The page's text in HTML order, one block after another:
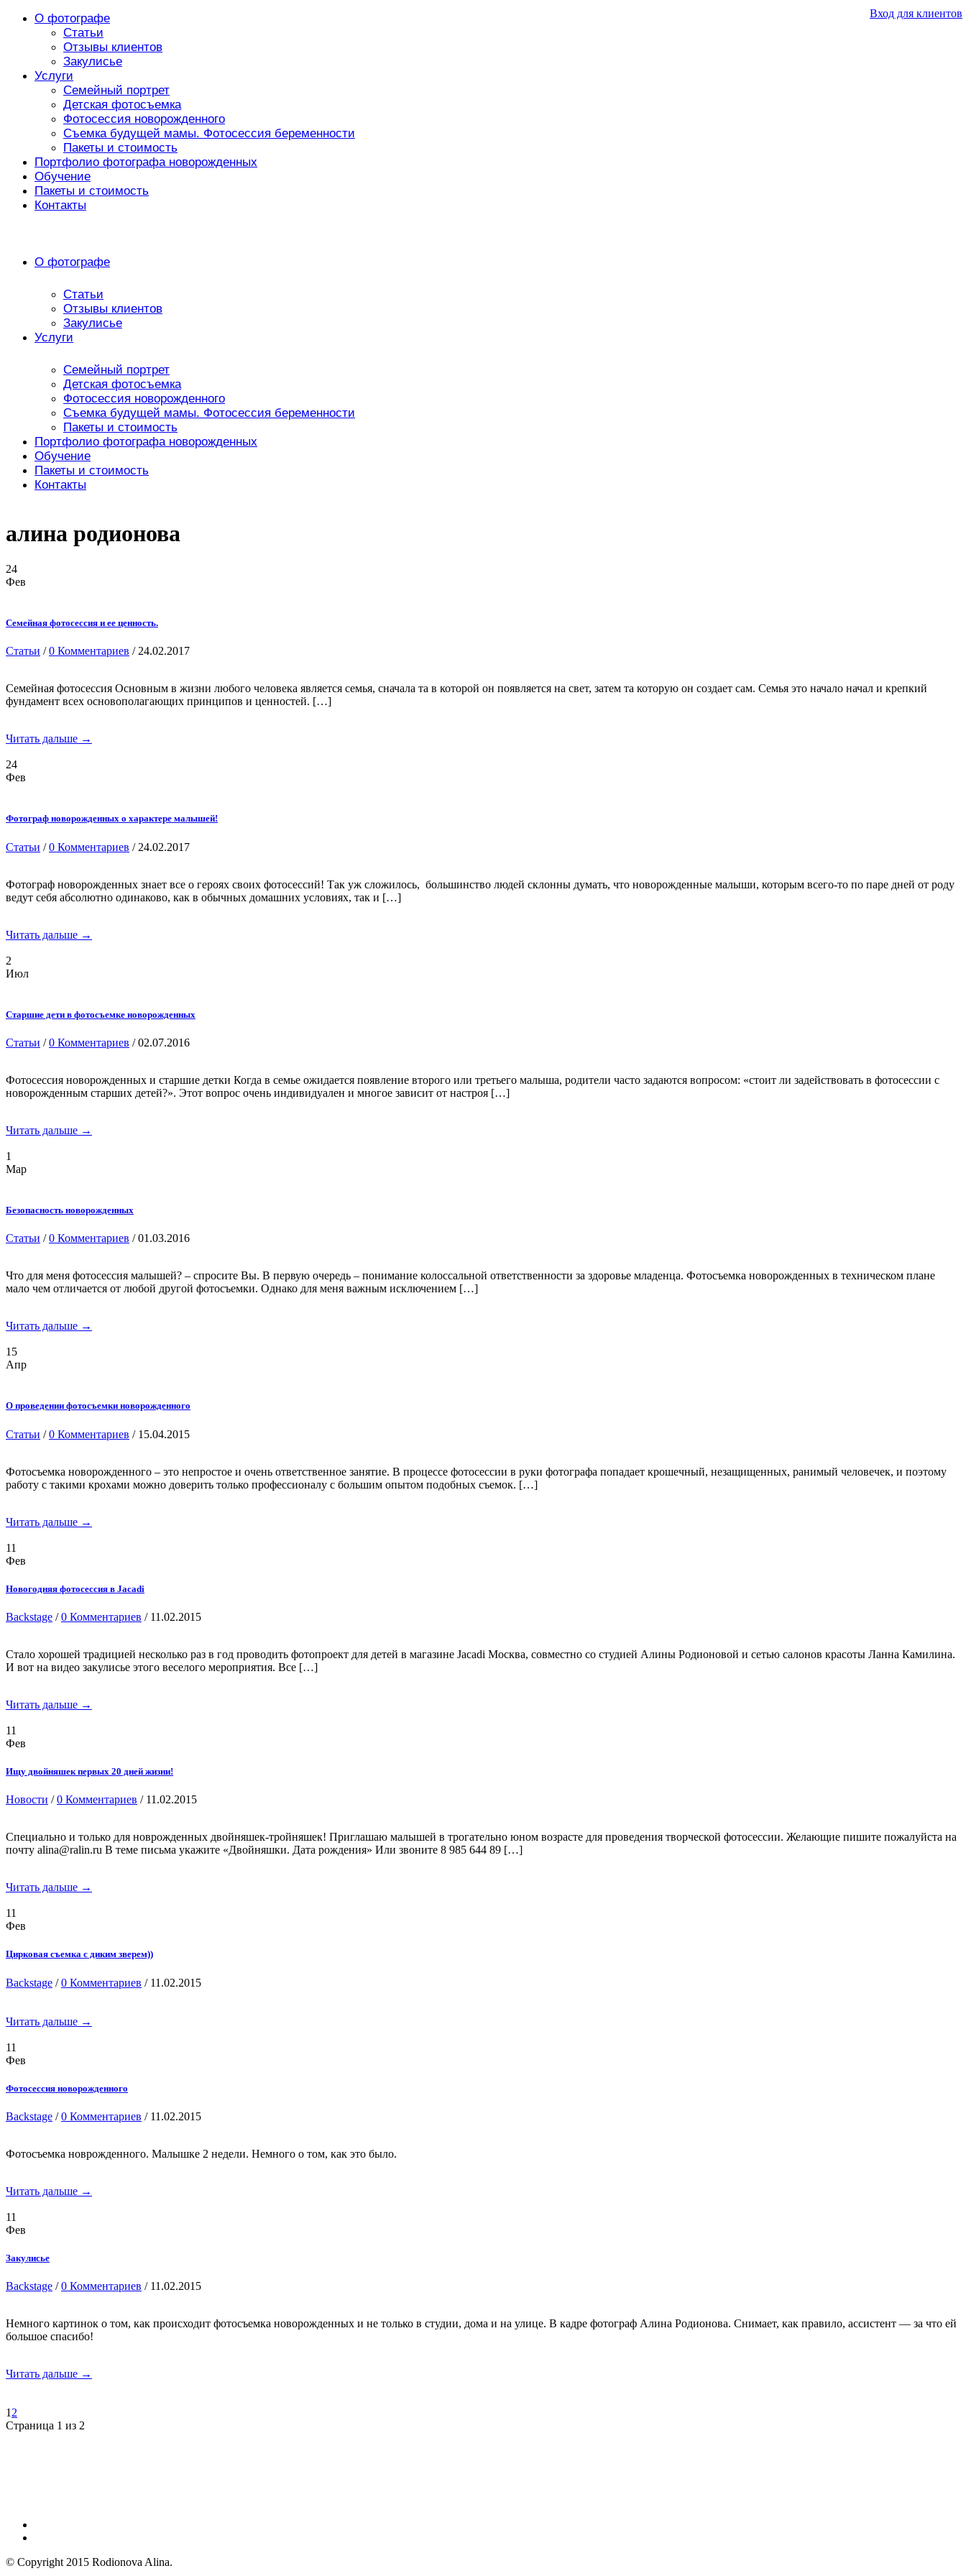
О фотографе
Статьи
Отзывы клиентов
Закулисье
Услуги
Семейный портрет
Детская фотосъемка
Фотосессия новорожденного
Съемка будущей мамы. Фотосессия беременности
Пакеты и стоимость
Портфолио фотографа новорожденных
Обучение
Пакеты и стоимость
Контакты
Вход для клиентов
О фотографе
Статьи
Отзывы клиентов
Закулисье
Услуги
Семейный портрет
Детская фотосъемка
Фотосессия новорожденного
Съемка будущей мамы. Фотосессия беременности
Пакеты и стоимость
Портфолио фотографа новорожденных
Обучение
Пакеты и стоимость
Контакты
алина родионова
24
Фев
Семейная фотосессия и ее ценность.
Статьи /0 Комментариев / 24.02.2017
Семейная фотосессия Основным в жизни любого человека является семья, сначала та в которой он появляется на свет, затем та которую он создает сам. Семья это начало начал и крепкий
фундамент всех основополагающих принципов и ценностей. […]
Читать дальше →
24
Фев
Фотограф новорожденных о характере малышей!
Статьи /0 Комментариев / 24.02.2017
Фотограф новорожденных знает все о героях своих фотосессий! Так уж сложилось, большинство людей склонны думать, что новорожденные малыши, которым всего-то по паре дней от роду
ведут себя абсолютно одинаково, как в обычных домашних условиях, так и […]
Читать дальше →
2
Июл
Старшие дети в фотосъемке новорожденных
Статьи /0 Комментариев / 02.07.2016
Фотосессия новорожденных и старшие детки Когда в семье ожидается появление второго или третьего малыша, родители часто задаются вопросом: «стоит ли задействовать в фотосессии с
новорожденным старших детей?». Этот вопрос очень индивидуален и многое зависит от настроя […]
Читать дальше →
1
Мар
Безопасность новорожденных
Статьи /0 Комментариев / 01.03.2016
Что для меня фотосессия малышей? – спросите Вы. В первую очередь – понимание колоссальной ответственности за здоровье младенца. Фотосъемка новорожденных в техническом плане
мало чем отличается от любой другой фотосъемки. Однако для меня важным исключением […]
Читать дальше →
15
Апр
О проведении фотосъемки новорожденного
Статьи /0 Комментариев / 15.04.2015
Фотосъемка новорожденного – это непростое и очень ответственное занятие. В процессе фотосессии в руки фотографа попадает крошечный, незащищенных, ранимый человечек, и поэтому
работу с такими крохами можно доверить только профессионалу с большим опытом подобных съемок. […]
Читать дальше →
11
Фев
Новогодняя фотосессия в Jacadi
Backstage /0 Комментариев / 11.02.2015
Стало хорошей традицией несколько раз в год проводить фотопроект для детей в магазине Jacadi Москва, совместно со студией Алины Родионовой и сетью салонов красоты Ланна Камилина.
И вот на видео закулисье этого веселого мероприятия. Все […]
Читать дальше →
11
Фев
Ищу двойняшек первых 20 дней жизни!
Новости /0 Комментариев / 11.02.2015
Специально и только для новрожденных двойняшек-тройняшек! Приглашаю малышей в трогательно юном возрасте для проведения творческой фотосессии. Желающие пишите пожалуйста на
почту alina@ralin.ru В теме письма укажите «Двойняшки. Дата рождения» Или звоните 8 985 644 89 […]
Читать дальше →
11
Фев
Цирковая съемка с диким зверем))
Backstage /0 Комментариев / 11.02.2015
Читать дальше →
11
Фев
Фотосессия новорожденного
Backstage /0 Комментариев / 11.02.2015
Фотосъемка новрожденного. Малышке 2 недели. Немного о том, как это было.
Читать дальше →
11
Фев
Закулисье
Backstage /0 Комментариев / 11.02.2015
Немного картинок о том, как происходит фотосъемка новорожденных и не только в студии, дома и на улице. В кадре фотограф Алина Родионова. Снимает, как правило, ассистент — за что ей
большое спасибо!
Читать дальше →
1 2
Страница 1 из 2
© Copyright 2015 Rodionova Alina.